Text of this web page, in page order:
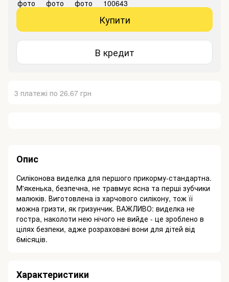
Купити
В кредит
3 платежі по 26.67 грн
Опис
Силіконова виделка для першого прикорму-стандартна.
М'якенька, безпечна, не травмує ясна та перші зубчики
малюків. Виготовлена із харчового силікону, тож її
можна гризти, як гризунчик. ВАЖЛИВО: виделка не
гостра, наколоти нею нічого не вийде - це зроблено в
цілях безпеки, адже розраховані вони для дітей від
6місяців.
Характеристики